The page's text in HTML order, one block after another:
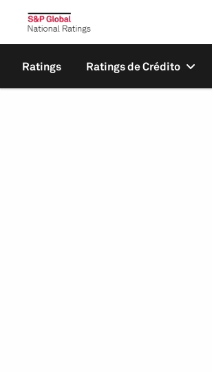
Ratings Ratings de Crédito